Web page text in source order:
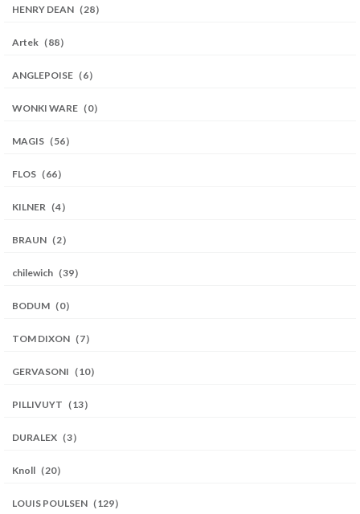
HENRY DEAN（28）
Artek（88）
ANGLEPOISE（6）
WONKI WARE（0）
MAGIS（56）
FLOS（66）
KILNER（4）
BRAUN（2）
chilewich（39）
BODUM（0）
TOM DIXON（7）
GERVASONI（10）
PILLIVUYT（13）
DURALEX（3）
Knoll（20）
LOUIS POULSEN（129）